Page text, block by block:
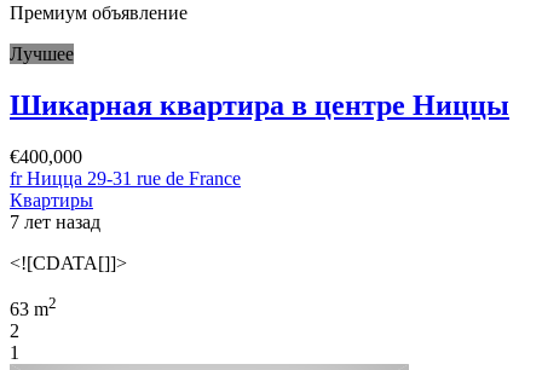
Премиум объявление
Лучшее
Шикарная квартира в центре Ниццы
€400,000
fr Ницца 29-31 rue de France
Квартиры
7 лет назад
<![CDATA[]]>
63 m2
2
1